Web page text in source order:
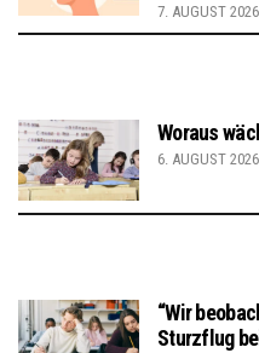
7. AUGUST 2026
Woraus
6. AUGUST 2026
“Wir
Sturzflug